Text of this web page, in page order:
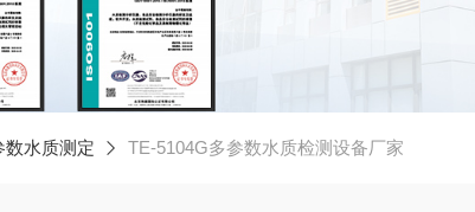
数水质测定 TE-5104G多参数水质检测设备厂家